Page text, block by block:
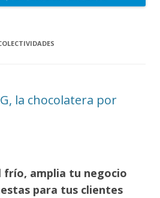
la chocolatera por
frío, amplia tu negocio
para tus clientes